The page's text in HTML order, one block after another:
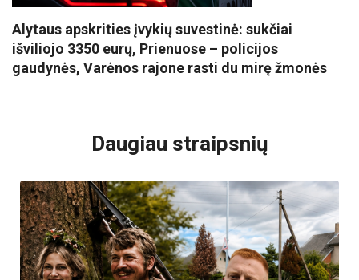
Alytaus apskrities įvykių suvestinė: sukčiai
išviliojo 3350 eurų, Prienuose – policijos
gaudynės, Varėnos rajone rasti du mirę žmonės
Daugiau straipsnių